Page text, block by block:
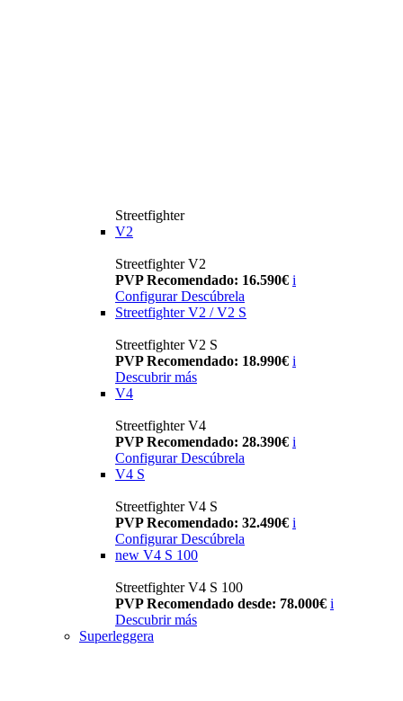
Streetfighter
V2
Streetfighter V2
PVP Recomendado: 16.590€ i
Configurar Descúbrela
Streetfighter V2 / V2 S
Streetfighter V2 S
PVP Recomendado: 18.990€ i
Descubrir más
V4
Streetfighter V4
PVP Recomendado: 28.390€ i
Configurar Descúbrela
V4 S
Streetfighter V4 S
PVP Recomendado: 32.490€ i
Configurar Descúbrela
new V4 S 100
Streetfighter V4 S 100
PVP Recomendado desde: 78.000€ i
Descubrir más
Superleggera